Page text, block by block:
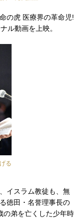
の虎 医療界の革命児!
ル動画を上映。
る
イスラム教徒も、無
徳田・名誉理事長の
の弟を亡くした少年時